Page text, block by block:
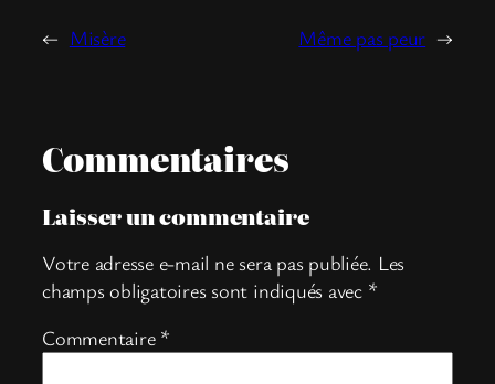
← Misère Même pas peur →
Commentaires
Laisser un commentaire
Votre adresse e-mail ne sera pas publiée. Les
champs obligatoires sont indiqués avec *
Commentaire *